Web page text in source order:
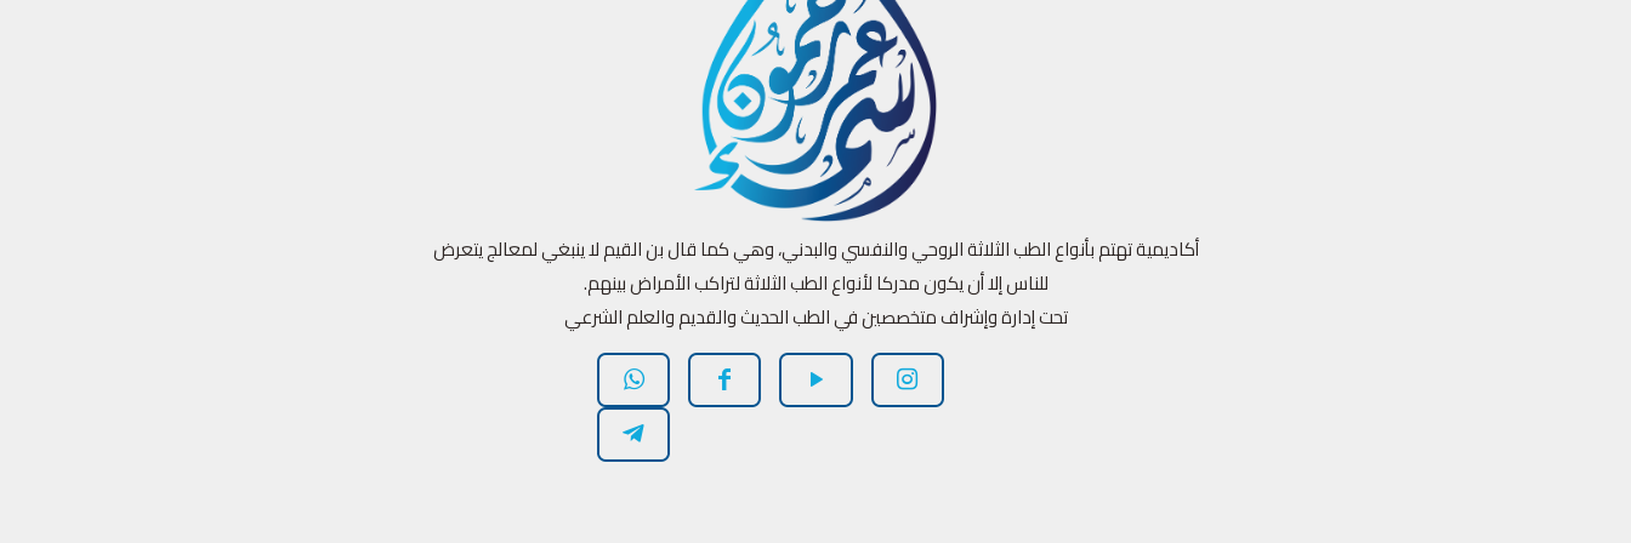
أكاديمية تهتم بأنواع الطب الثلاثة الروحي والنفسي والبدني، وهي كما قال بن القيم لا ينبغي لمعالج يتعرض
للناس إلا أن يكون مدركا لأنواع الطب الثلاثة لتراكب الأمراض بينهم.
تحت إدارة وإشراف متخصصين في الطب الحديث والقديم والعلم الشرعي